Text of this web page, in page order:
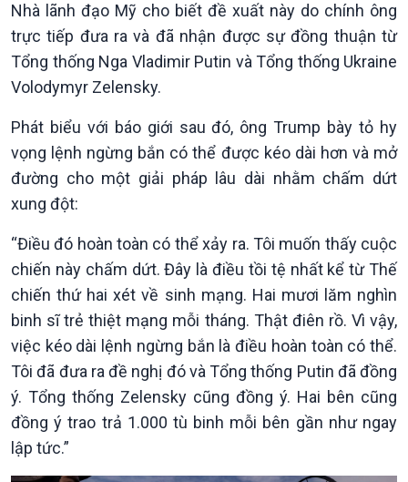
Chính trị
Tin Chính trị
Chính phủ với người dân
Quốc hội với cử tri
Xây dựng đảng
Đảng trong cuộc sống
Nhận diện sự thật
Pháp luật và đời sống
Thế giới
Vấn đề quốc tế
Hồ sơ sự kiện quốc tế
Thế giới & Việt Nam
Biên cương - Một dải vững
bền
Nhà lãnh đạo Mỹ cho biết đề xuất này do chính ông
trực tiếp đưa ra và đã nhận được sự đồng thuận từ
Tổng thống Nga Vladimir Putin và Tổng thống Ukraine
Volodymyr Zelensky.
Phát biểu với báo giới sau đó, ông Trump bày tỏ hy
vọng lệnh ngừng bắn có thể được kéo dài hơn và mở
đường cho một giải pháp lâu dài nhằm chấm dứt
xung đột:
“Điều đó hoàn toàn có thể xảy ra. Tôi muốn thấy cuộc
chiến này chấm dứt. Đây là điều tồi tệ nhất kể từ Thế
chiến thứ hai xét về sinh mạng. Hai mươi lăm nghìn
binh sĩ trẻ thiệt mạng mỗi tháng. Thật điên rồ. Vì vậy,
việc kéo dài lệnh ngừng bắn là điều hoàn toàn có thể.
Tôi đã đưa ra đề nghị đó và Tổng thống Putin đã đồng
ý. Tổng thống Zelensky cũng đồng ý. Hai bên cũng
đồng ý trao trả 1.000 tù binh mỗi bên gần như ngay
lập tức.”